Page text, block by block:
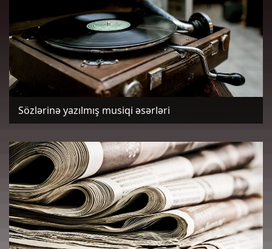
Sözlərinə yazılmış musiqi əsərləri